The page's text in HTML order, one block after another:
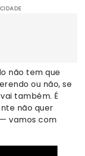
não tem que
ou não, se
também. É
não quer
vamos com